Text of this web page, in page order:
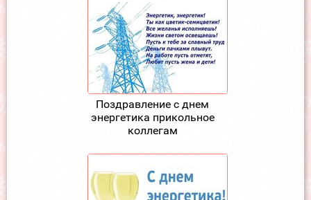
Поздравление с днем
энергетика прикольное
коллегам